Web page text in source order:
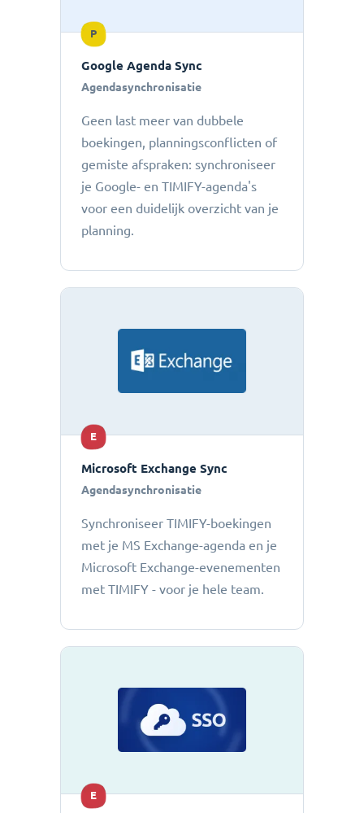
P
Google Agenda Sync
Agendasynchronisatie
Geen last meer van dubbele
boekingen, planningsconflicten of
gemiste afspraken: ​​synchroniseer
je Google- en TIMIFY-agenda's
voor een duidelijk overzicht van je
planning.
E
Microsoft Exchange Sync
Agendasynchronisatie
Synchroniseer TIMIFY-boekingen
met je MS Exchange-agenda en je
Microsoft Exchange-evenementen
met TIMIFY - voor je hele team.
E